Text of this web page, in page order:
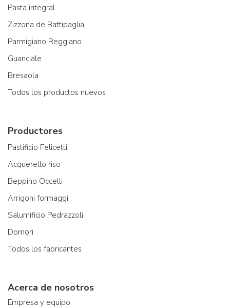
Pasta integral
Zizzona de Battipaglia
Parmigiano Reggiano
Guanciale
Bresaola
Todos los productos nuevos
Productores
Pastificio Felicetti
Acquerello riso
Beppino Occelli
Arrigoni formaggi
Salumificio Pedrazzoli
Domori
Todos los fabricantes
Acerca de nosotros
Empresa y equipo